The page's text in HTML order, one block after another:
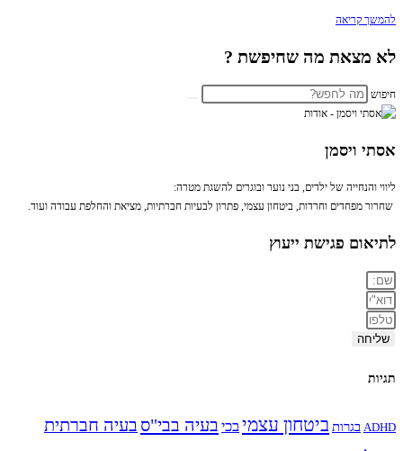
להמשך קריאה
לא מצאת מה שחיפשת ?
חיפוש
אסתי ויסמן
ליווי והנחייה של ילדים, בני נוער ובוגרים להשגת מטרה:
שחרור מפחדים וחרדות, ביטחון עצמי, פתרון לבעיות חברתיות, מציאת והחלפת עבודה ועוד.
לתיאום פגישת ייעוץ
שליחה
תגיות
ADHD בגרותביטחון עצמיבכי בעיה בבי"ס בעיה חברתית